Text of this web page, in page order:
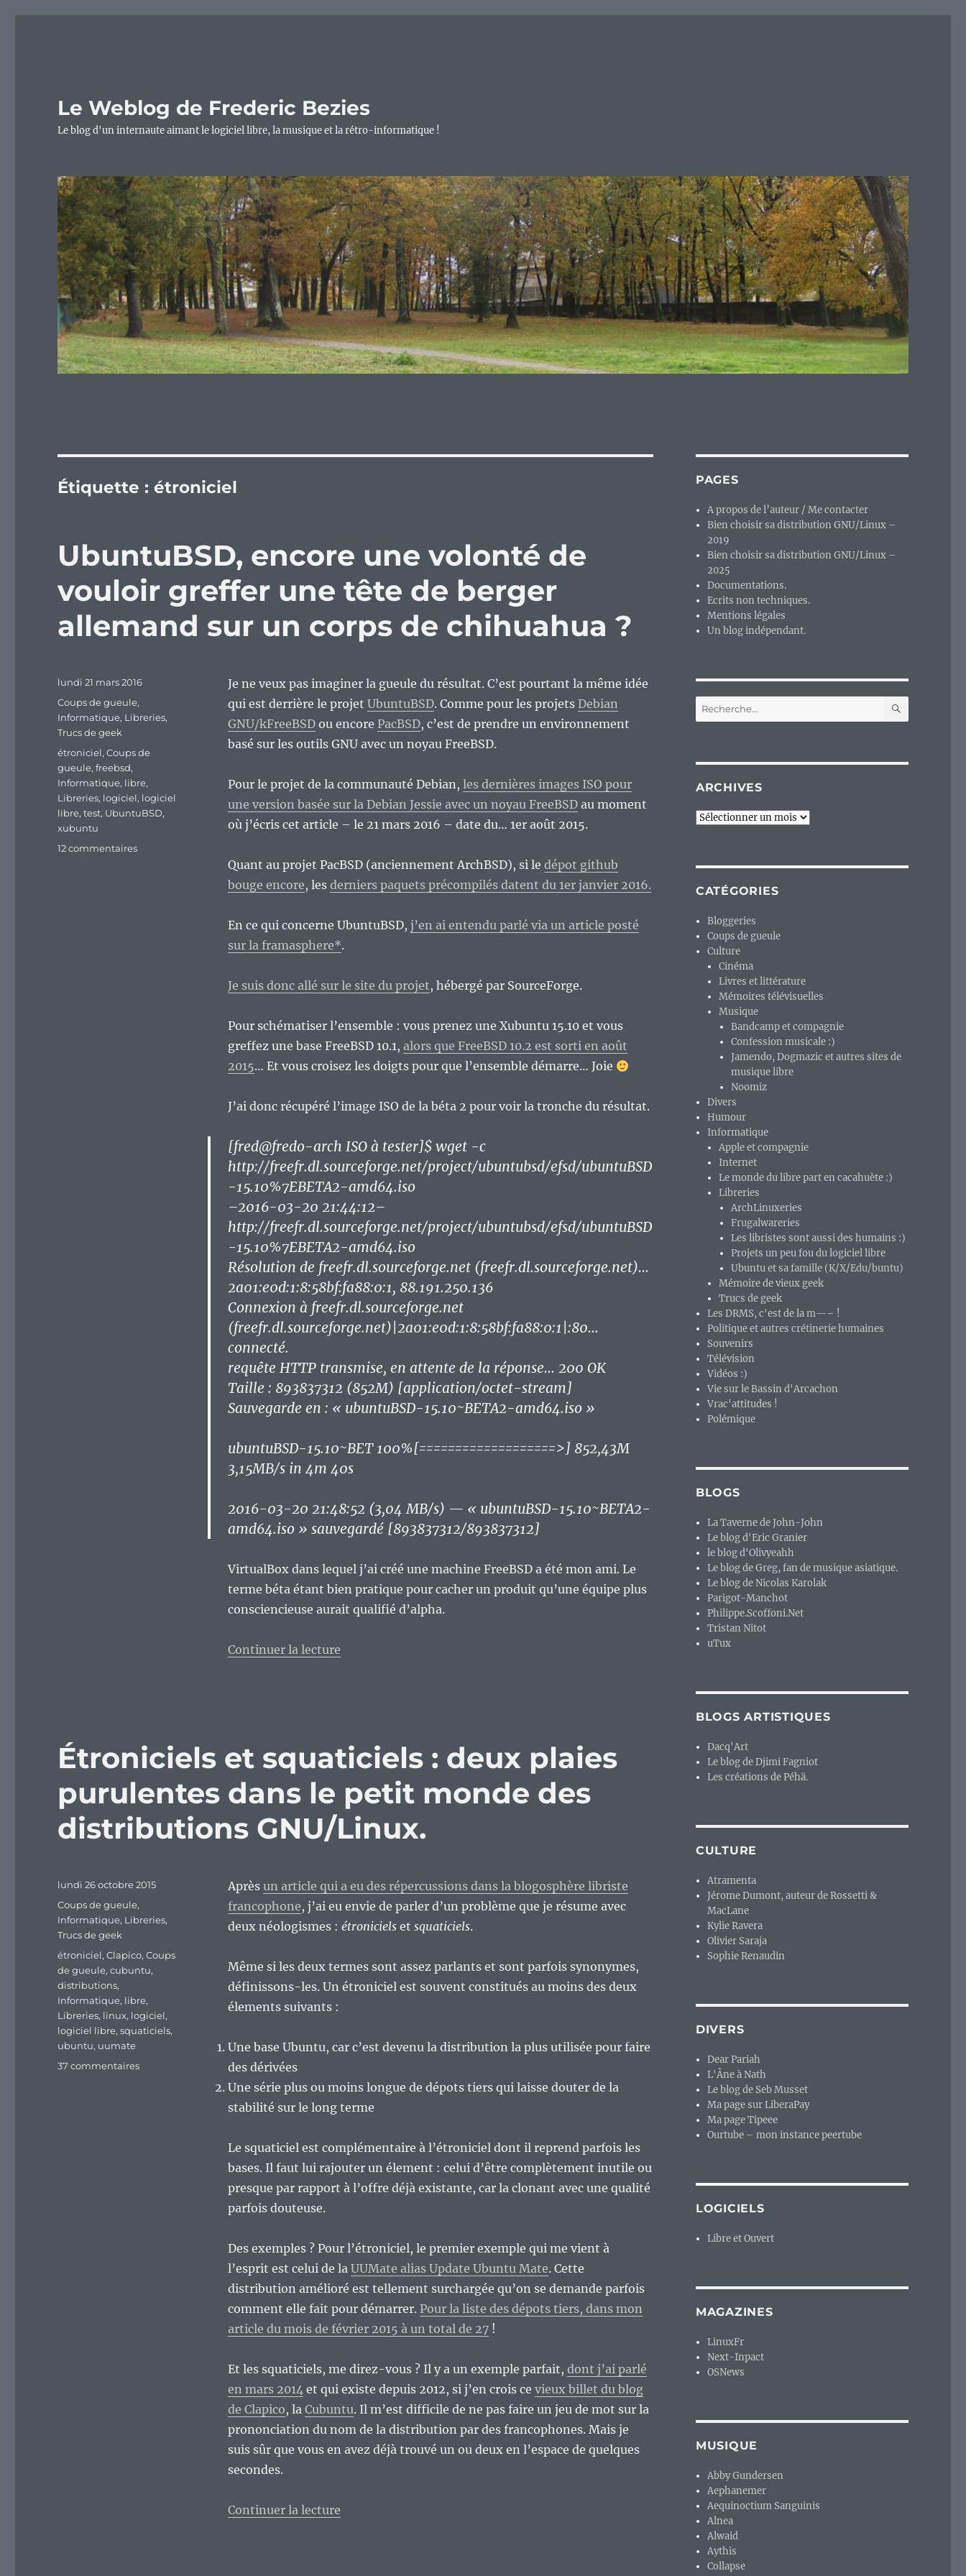
Le Weblog de Frederic Bezies
Le blog d'un internaute aimant le logiciel libre, la musique et la rétro-informatique !
Étiquette :étroniciel
UbuntuBSD, encore une volonté de
vouloir greffer une tête de berger
allemand sur un corps de chihuahua ?
Je ne veux pas imaginer la gueule du résultat. C’est pourtant la même idée
qui est derrière le projet UbuntuBSD. Comme pour les projets Debian
GNU/kFreeBSDou encore PacBSD, c’est de prendre un environnement
basé sur les outils GNU avec un noyau FreeBSD.
Pour le projet de la communauté Debian, les dernières images ISO pour
une version basée sur la Debian Jessie avec un noyau FreeBSDau moment
où j’écris cet article – le 21 mars 2016 – date du… 1er août 2015.
Quant au projet PacBSD (anciennement ArchBSD), si le dépot github
bouge encore, les derniers paquets précompilés datent du 1er janvier 2016.
En ce qui concerne UbuntuBSD, j’en ai entendu parlé via un article posté
sur la framasphere*.
Je suis donc allé sur le site du projet, hébergé par SourceForge.
Pour schématiser l’ensemble : vous prenez une Xubuntu 15.10 et vous
greffez une base FreeBSD 10.1, alors que FreeBSD 10.2 est sorti en août
2015… Et vous croisez les doigts pour que l’ensemble démarre… Joie
J’ai donc récupéré l’image ISO de la béta 2 pour voir la tronche du résultat.
[fred@fredo-arch ISO à tester]$ wget -c
http://freefr.dl.sourceforge.net/project/ubuntubsd/efsd/ubuntuBSD
-15.10%7EBETA2-amd64.iso
–2016-03-20 21:44:12–
http://freefr.dl.sourceforge.net/project/ubuntubsd/efsd/ubuntuBSD
-15.10%7EBETA2-amd64.iso
Résolution de freefr.dl.sourceforge.net (freefr.dl.sourceforge.net)…
2a01:e0d:1:8:58bf:fa88:0:1, 88.191.250.136
Connexion à freefr.dl.sourceforge.net
(freefr.dl.sourceforge.net)|2a01:e0d:1:8:58bf:fa88:0:1|:80…
connecté.
requête HTTP transmise, en attente de la réponse… 200 OK
Taille : 893837312 (852M) [application/octet-stream]
Sauvegarde en : « ubuntuBSD-15.10~BETA2-amd64.iso »
ubuntuBSD-15.10~BET 100%[===================>] 852,43M
3,15MB/s in 4m 40s
2016-03-20 21:48:52 (3,04 MB/s) — « ubuntuBSD-15.10~BETA2-
amd64.iso » sauvegardé [893837312/893837312]
VirtualBox dans lequel j’ai créé une machine FreeBSD a été mon ami. Le
terme béta étant bien pratique pour cacher un produit qu’une équipe plus
consciencieuse aurait qualifié d’alpha.
Continuer la lecturede « UbuntuBSD, encore une volonté de vouloir greffer une tête de berger allemand sur un corps de
Publié
lundi 21 mars 2016
Catégories
Coups de gueule,
Informatique, Libreries,
Trucs de geek
Étiquettes
étroniciel,Coups de
gueule,freebsd,
Informatique, libre,
Libreries, logiciel, logiciel
libre,test, UbuntuBSD,
xubuntu
12 commentairessur
Étroniciels et squaticiels : deux plaies
purulentes dans le petit monde des
distributions GNU/Linux.
Après un article qui a eu des répercussions dans la blogosphère libriste
francophone, j’ai eu envie de parler d’un problème que je résume avec
deux néologismes : étronicielset squaticiels.
Même si les deux termes sont assez parlants et sont parfois synonymes,
définissons-les. Un étroniciel est souvent constitués au moins des deux
élements suivants :
Une base Ubuntu, car c’est devenu la distribution la plus utilisée pour faire
des dérivées
Une série plus ou moins longue de dépots tiers qui laisse douter de la
stabilité sur le long terme
Le squaticiel est complémentaire à l’étroniciel dont il reprend parfois les
bases. Il faut lui rajouter un élement : celui d’être complètement inutile ou
presque par rapport à l’offre déjà existante, car la clonant avec une qualité
parfois douteuse.
Des exemples ? Pour l’étroniciel, le premier exemple qui me vient à
l’esprit est celui de la UUMate alias Update Ubuntu Mate. Cette
distribution amélioré est tellement surchargée qu’on se demande parfois
comment elle fait pour démarrer. Pour la liste des dépots tiers, dans mon
article du mois de février 2015 à un total de 27!
Et les squaticiels, me direz-vous ? Il y a un exemple parfait, dont j’ai parlé
en mars 2014et qui existe depuis 2012, si j’en crois ce vieux billet du blog
de Clapico, la Cubuntu. Il m’est difficile de ne pas faire un jeu de mot sur la
prononciation du nom de la distribution par des francophones. Mais je
suis sûr que vous en avez déjà trouvé un ou deux en l’espace de quelques
secondes.
Continuer la lecturede « Étroniciels et squaticiels : deux plaies purulentes dans le petit monde des distributions GNU/Linux. »
Publié
lundi 26 octobre 2015
Catégories
Coups de gueule,
Informatique, Libreries,
Trucs de geek
Étiquettes
étroniciel,Clapico,Coups
de gueule,cubuntu,
distributions,
Informatique, libre,
Libreries, linux, logiciel,
logiciel libre,squaticiels,
ubuntu, uumate
37 commentairessur
PAGES
A propos de l’auteur / Me contacter
Bien choisir sa distribution GNU/Linux –
2019
Bien choisir sa distribution GNU/Linux –
2025
Documentations.
Ecrits non techniques.
Mentions légales
Un blog indépendant.
Recherche
pour :
ARCHIVES
Archives
CATÉGORIES
Bloggeries
Coups de gueule
Culture
Cinéma
Livres et littérature
Mémoires télévisuelles
Musique
Bandcamp et compagnie
Confession musicale :)
Jamendo, Dogmazic et autres sites de
musique libre
Noomiz
Divers
Humour
Informatique
Apple et compagnie
Internet
Le monde du libre part en cacahuète :)
Libreries
ArchLinuxeries
Frugalwareries
Les libristes sont aussi des humains :)
Projets un peu fou du logiciel libre
Ubuntu et sa famille (K/X/Edu/buntu)
Mémoire de vieux geek
Trucs de geek
Les DRMS, c'est de la m—– !
Politique et autres crétinerie humaines
Souvenirs
Télévision
Vidéos :)
Vie sur le Bassin d'Arcachon
Vrac'attitudes !
Polémique
BLOGS
La Taverne de John-John
Le blog d'Eric Granier
le blog d'Olivyeahh
Le blog de Greg, fan de musique asiatique.
Le blog de Nicolas Karolak
Parigot-Manchot
Philippe.Scoffoni.Net
Tristan Nitot
uTux
BLOGS ARTISTIQUES
Dacq'Art
Le blog de Djimi Fagniot
Les créations de Péhä.
CULTURE
Atramenta
Jérome Dumont, auteur de Rossetti &
MacLane
Kylie Ravera
Olivier Saraja
Sophie Renaudin
DIVERS
Dear Pariah
L'Âne à Nath
Le blog de Seb Musset
Ma page sur LiberaPay
Ma page Tipeee
Ourtube – mon instance peertube
LOGICIELS
Libre et Ouvert
MAGAZINES
LinuxFr
Next-Inpact
OSNews
MUSIQUE
Abby Gundersen
Aephanemer
Aequinoctium Sanguinis
Alnea
Alwaid
Aythis
Collapse